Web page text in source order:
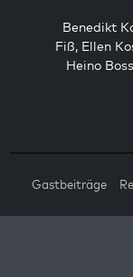
Benedikt
Fiß, Ellen
Heino
Gastbeiträge